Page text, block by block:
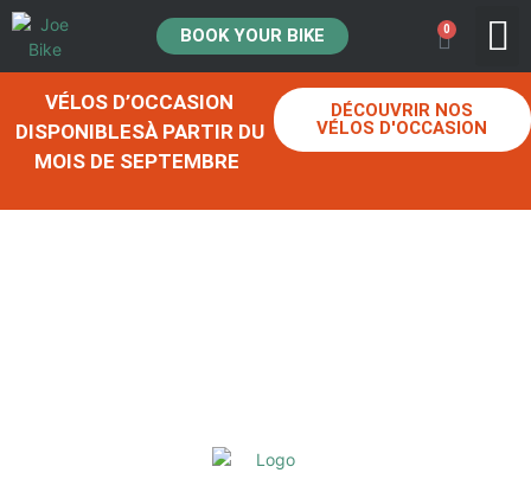
0
BOOK YOUR BIKE
VÉLOS D’OCCASION
DISPONIBLESÀ PARTIR DU
MOIS DE SEPTEMBRE
DÉCOUVRIR NOS
VÉLOS D'OCCASION